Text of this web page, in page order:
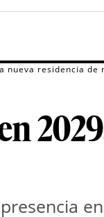
nueva residencia de